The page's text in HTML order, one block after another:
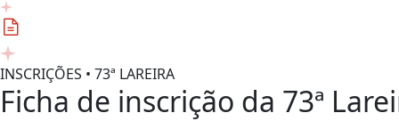
INSCRIÇÕES • 73ª LAREIRA
Ficha de inscrição da 73ª